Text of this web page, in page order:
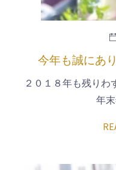
今年も誠にあ
２０１８年も残りわ
年